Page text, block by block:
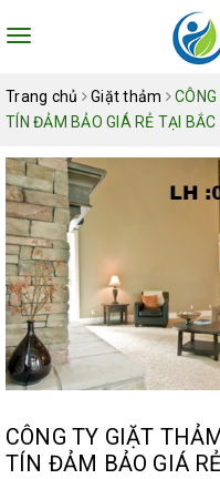
Toggle
Trang chủ Giặt thảm
TÍN ĐẢM BẢO GIÁ RẺ TẠI BẮC
CÔNG TY GIẶT
TÍN ĐẢM BẢO GIÁ